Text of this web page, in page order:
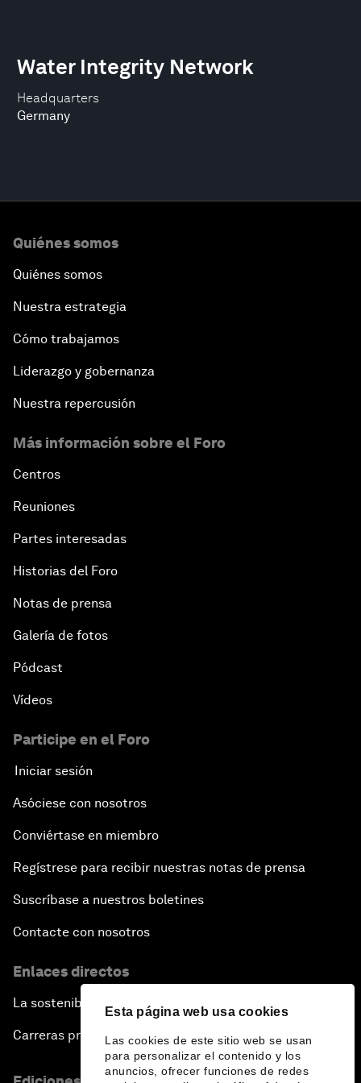
Esta página web usa cookies
Las cookies de este sitio web se usan
para personalizar el contenido y los
anuncios, ofrecer funciones de redes
Headquarters
Germany
Water Integrity Network
Quiénes somos
Quiénes somos
Nuestra estrategia
Cómo trabajamos
Liderazgo y gobernanza
Nuestra repercusión
Más información sobre el Foro
Centros
Reuniones
Partes interesadas
Historias del Foro
Notas de prensa
Galería de fotos
Pódcast
Vídeos
Participe en el Foro
Iniciar sesión
Asóciese con nosotros
Conviértase en miembro
Regístrese para recibir nuestras notas de prensa
Suscríbase a nuestros boletines
Contacte con nosotros
Enlaces directos
La sostenibilidad en el Foro
Carreras profesionales